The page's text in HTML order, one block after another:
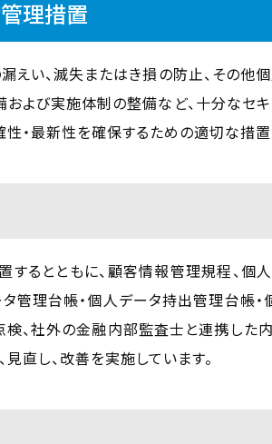
理措置
えい、滅失またはき損の防止、その他
よび実施体制の整備など、十分なセキ
・最新性を確保するための適切な措置
るとともに、顧客情報管理規程、個
管理台帳・個人データ持出管理台帳
、社外の金融内部監査士と連携した
直し、改善を実施しています。